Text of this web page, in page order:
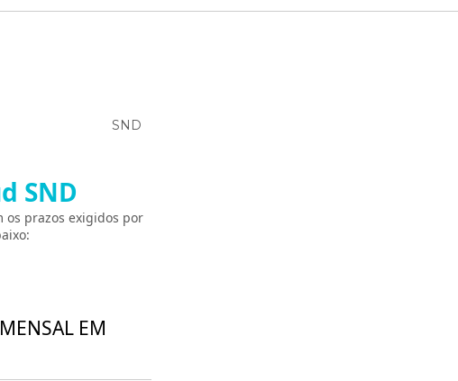
SND
SND
os prazos exigidos por
EM